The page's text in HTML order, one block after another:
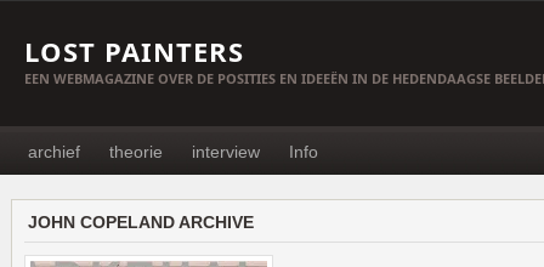
LOST PAINTERS
EEN WEBMAGAZINE OVER DE POSITIES EN IDEEËN IN DE HEDENDAAGSE
archief theorie interview Info
JOHN COPELAND ARCHIVE